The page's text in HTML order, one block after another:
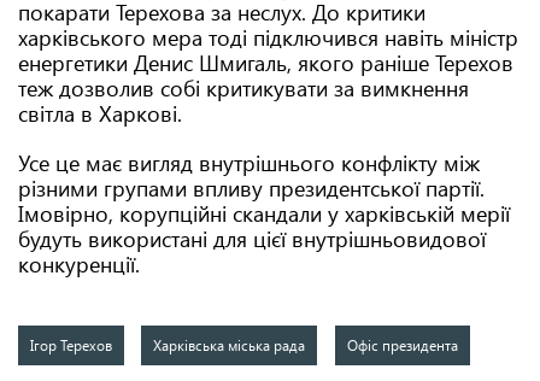
покарати Терехова за неслух. До критики
харківського мера тоді підключився навіть міністр
енергетики Денис Шмигаль, якого раніше Терехов
теж дозволив собі критикувати за вимкнення
світла в Харкові.
Усе це має вигляд внутрішнього конфлікту між
різними групами впливу президентської партії.
Імовірно, корупційні скандали у харківській мерії
будуть використані для цієї внутрішньовидової
конкуренції.
Ігор Терехов Харківська міська рада Офіс президента